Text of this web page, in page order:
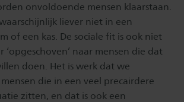
onvoldoende mensen klaarstaan.
liever niet in een
of een kas. De sociale fit is ook niet
‘opgeschoven’ naar mensen die dat
doen. Het is werk dat we
die in een veel precairdere
zitten, en dat is ook een